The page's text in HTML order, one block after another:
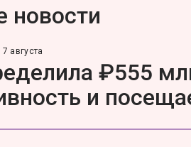
новости
7 августа
₽555
и